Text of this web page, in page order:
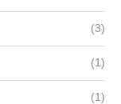
(3)
(1)
(1)